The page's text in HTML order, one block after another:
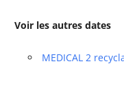
Voir les autres dates
MEDICAL 2